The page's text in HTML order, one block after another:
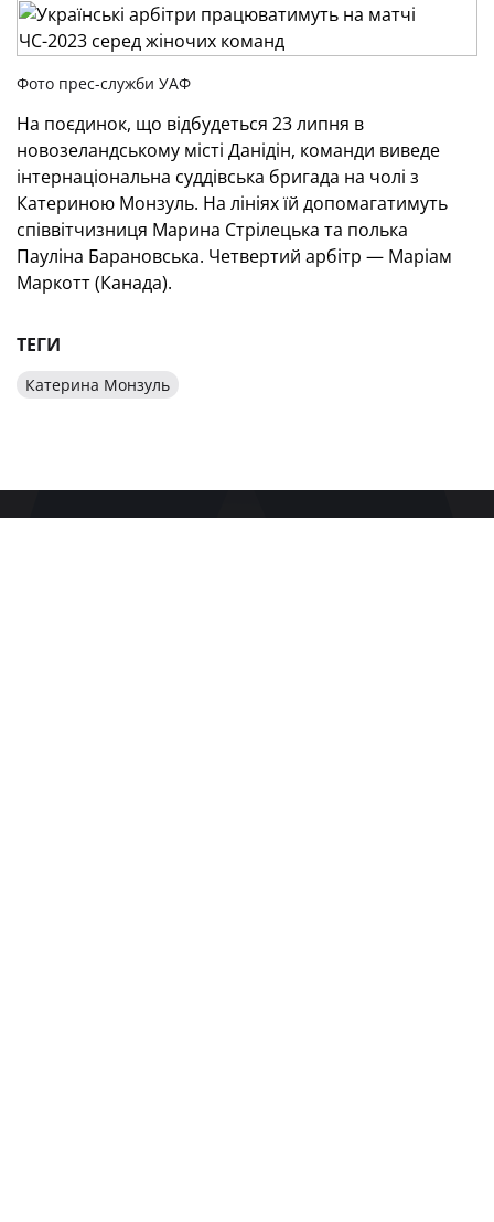
Фото прес-служби УАФ
На поєдинок, що відбудеться 23 липня в
новозеландському місті Данідін, команди виведе
інтернаціональна суддівська бригада на чолі з
Катериною Монзуль. На лініях їй допомагатимуть
співвітчизниця Марина Стрілецька та полька
Пауліна Барановська. Четвертий арбітр — Маріам
Маркотт (Канада).
ТЕГИ
Катерина Монзуль